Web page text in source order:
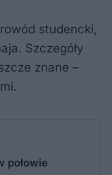
studencki,
Szczegóły
znane –
połowie